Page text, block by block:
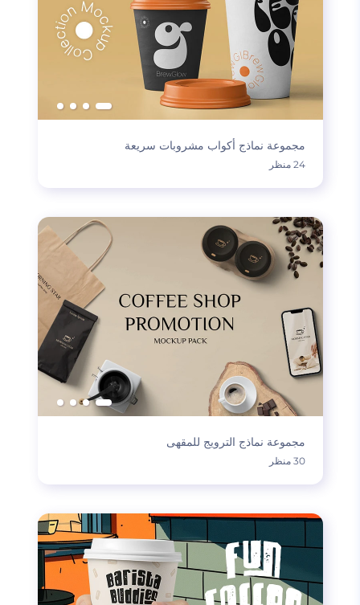
مجموعة نماذج أكواب مشروبات سريعة
24 منظر
مجموعة نماذج الترويج للمقهى
30 منظر